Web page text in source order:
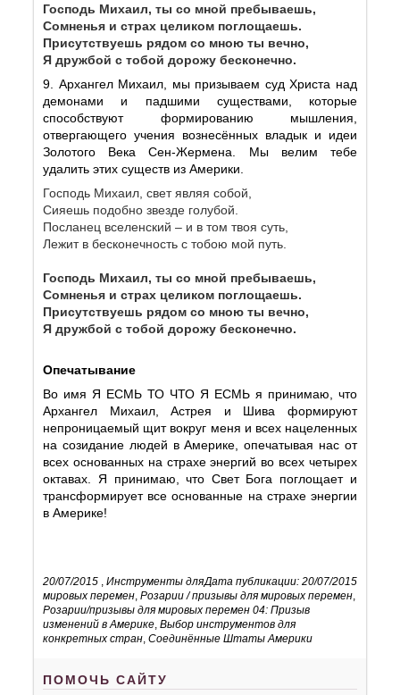
Господь Михаил, ты со мной пребываешь,
Сомненья и страх целиком поглощаешь.
Присутствуешь рядом со мною ты вечно,
Я дружбой с тобой дорожу бесконечно.
9. Архангел Михаил, мы призываем суд Христа над
демонами и падшими существами, которые
способствуют формированию мышления,
отвергающего учения вознесённых владык и идеи
Золотого Века Сен-Жермена. Мы велим тебе
удалить этих существ из Америки.
Господь Михаил, свет являя собой,
Сияешь подобно звезде голубой.
Посланец вселенский – и в том твоя суть,
Лежит в бесконечность с тобою мой путь.
Господь Михаил, ты со мной пребываешь,
Сомненья и страх целиком поглощаешь.
Присутствуешь рядом со мною ты вечно,
Я дружбой с тобой дорожу бесконечно.
Опечатывание
Во имя Я ЕСМЬ ТО ЧТО Я ЕСМЬ я принимаю, что
Архангел Михаил, Астрея и Шива формируют
непроницаемый щит вокруг меня и всех нацеленных
на созидание людей в Америке, опечатывая нас от
всех основанных на страхе энергий во всех четырех
октавах. Я принимаю, что Свет Бога поглощает и
трансформирует все основанные на страхе энергии
в Америке!
20/07/2015 Дата публикации: 20/07/2015
,Инструменты для
мировых перемен ,Розарии / призывы для мировых перемен
Розарии/призывы для мировых перемен 04: Призыв
изменений в Америке ,Выбор инструментов для
конкретных стран ,Соединённые Штаты Америки
ПОМОЧЬ САЙТУ